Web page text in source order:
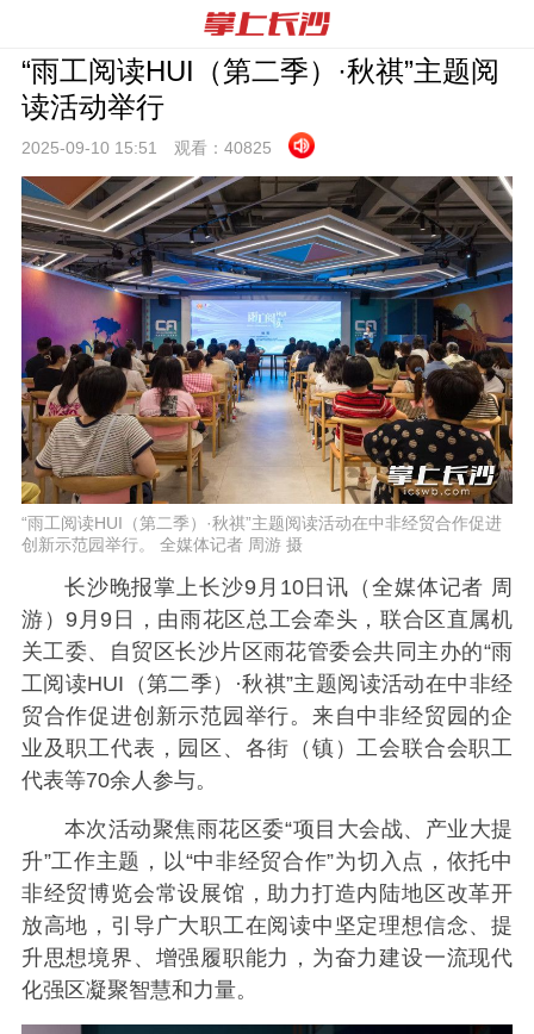
“雨工阅读HUI（第二季）·秋祺”主题阅
读活动举行
2025-09-10 15:51 观看： 40825
“雨工阅读HUI（第二季）·秋祺”主题阅读活动在中非经贸合作促进
创新示范园举行。 全媒体记者 周游 摄
长沙晚报掌上长沙9月10日讯（全媒体记者 周
游）9月9日，由雨花区总工会牵头，联合区直属机
关工委、自贸区长沙片区雨花管委会共同主办的“雨
工阅读HUI（第二季）·秋祺”主题阅读活动在中非经
贸合作促进创新示范园举行。来自中非经贸园的企
业及职工代表，园区、各街（镇）工会联合会职工
代表等70余人参与。
本次活动聚焦雨花区委“项目大会战、产业大提
升”工作主题，以“中非经贸合作”为切入点，依托中
非经贸博览会常设展馆，助力打造内陆地区改革开
放高地，引导广大职工在阅读中坚定理想信念、提
升思想境界、增强履职能力，为奋力建设一流现代
化强区凝聚智慧和力量。